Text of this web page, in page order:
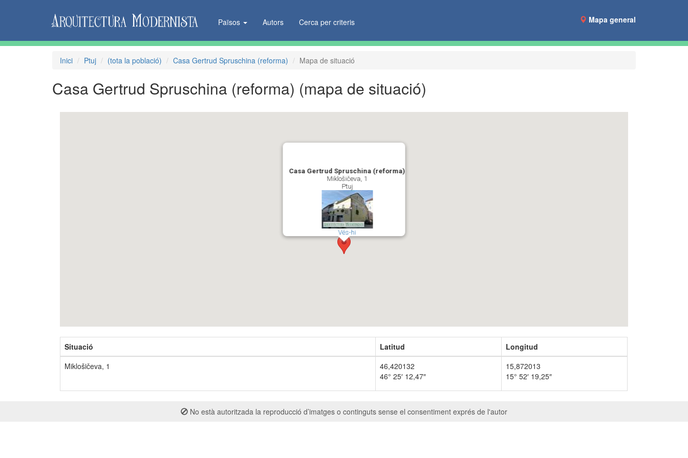
Països Autors Cerca per criteris Mapa general
Inici Ptuj (tota la població) Casa Gertrud Spruschina (reforma) Mapa de situació
Casa Gertrud Spruschina (reforma) (mapa de situació)
Casa Gertrud Spruschina (reforma)
Miklošičeva, 1
Ptuj
Vés-hi
Situació Latitud
Longitud
Miklošičeva, 1
46,420132
46° 25′ 12,47″
15,872013
15° 52′ 19,25″
No està autoritzada la reproducció d’imatges o continguts sense el consentiment exprés de l'autor